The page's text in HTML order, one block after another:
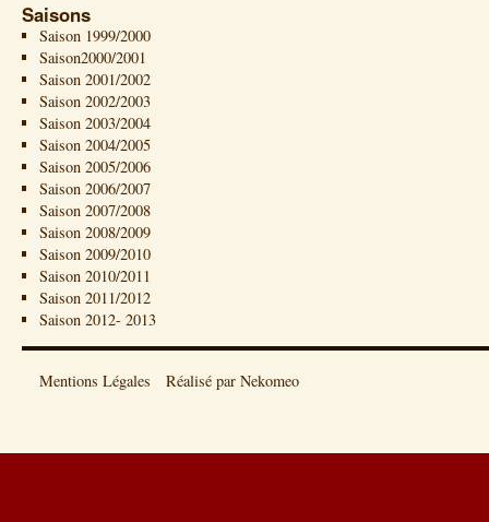
Saisons
Saison 1999/2000
Saison2000/2001
Saison 2001/2002
Saison 2002/2003
Saison 2003/2004
Saison 2004/2005
Saison 2005/2006
Saison 2006/2007
Saison 2007/2008
Saison 2008/2009
Saison 2009/2010
Saison 2010/2011
Saison 2011/2012
Saison 2012- 2013
Mentions Légales Réalisé par Nekomeo